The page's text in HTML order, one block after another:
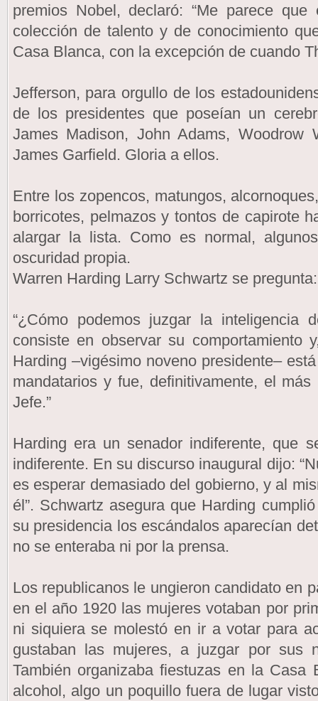
premios Nobel, declaró: “Me parece
colección de talento y de conocimiento
Casa Blanca, con la excepción de cuando
Jefferson, para orgullo de los
de los presidentes que poseían un
James Madison, John Adams, Woodrow
James Garfield. Gloria a ellos.
Entre los zopencos, matungos,
borricotes, pelmazos y tontos de capirote
alargar la lista. Como es normal,
oscuridad propia.
Warren Harding Larry Schwartz se pregunta:
“¿Cómo podemos juzgar la inteligencia
consiste en observar su comportamiento
Harding –vigésimo noveno presidente–
mandatarios y fue, definitivamente, el
Jefe.”
Harding era un senador indiferente, que
indiferente. En su discurso inaugural dijo:
es esperar demasiado del gobierno, y al
él”. Schwartz asegura que Harding
su presidencia los escándalos aparecían
no se enteraba ni por la prensa.
Los republicanos le ungieron candidato en
en el año 1920 las mujeres votaban por
ni siquiera se molestó en ir a votar para
gustaban las mujeres, a juzgar por sus
También organizaba fiestuzas en la Casa
alcohol, algo un poquillo fuera de lugar